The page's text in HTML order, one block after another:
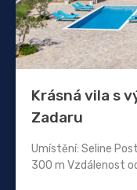
Krásná vila s
Zadaru
Umístění: Seline
300 m Vzdálenost